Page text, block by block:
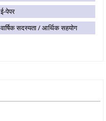
ई-पेपर
वार्षिक सदस्यता / आर्थिक सहयोग